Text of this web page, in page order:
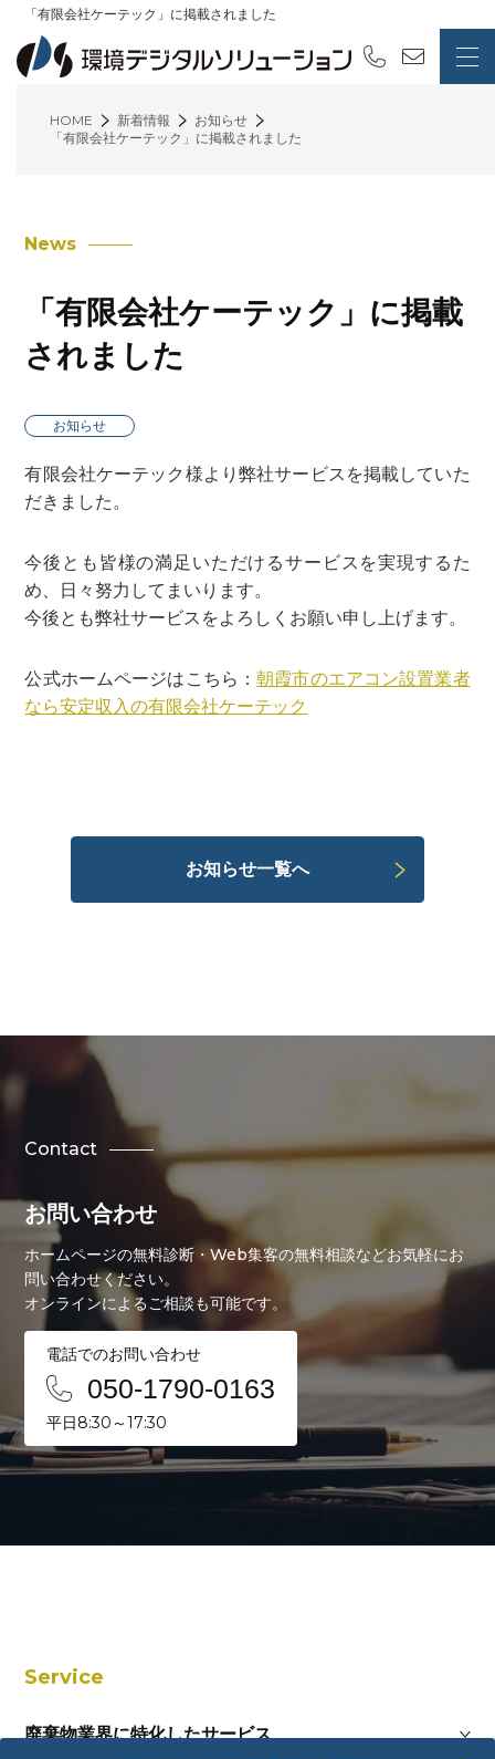
「有限会社ケーテック」に掲載されました
HOME 新着情報
お知らせ
「有限会社ケーテック」に掲載されました
News
「有限会社ケーテック」に掲載
されました
お知らせ
有限会社ケーテック様より弊社サービスを掲載していた
だきました。
今後とも皆様の満足いただけるサービスを実現するた
め、日々努力してまいります。
今後とも弊社サービスをよろしくお願い申し上げます。
公式ホームページはこちら：朝霞市のエアコン設置業者
なら安定収入の有限会社ケーテック
お知らせ一覧へ
Contact
お問い合わせ
ホームページの無料診断・Web集客の無料相談などお気軽にお
問い合わせください。
オンラインによるご相談も可能です。
電話でのお問い合わせ
050-1790-0163
平日8:30～17:30
Service
廃棄物業界に特化したサービス